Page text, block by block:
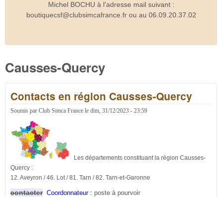
Michel BOCHU à l'adresse mail suivant :
boutiquecsf@clubsimcafrance.fr ou au 06.09.20.37.02
Causses-Quercy
Contacts en région Causses-Quercy
Soumis par Club Simca France le dim, 31/12/2023 - 23:59
Les départements constituant la région Causses-
Quercy :
12. Aveyron / 46. Lot / 81. Tarn / 82. Tarn-et-Garonne
contacter Coordonnateur : poste à pourvoir